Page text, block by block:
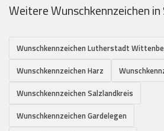
Weitere Wunschkennzeichen
Wunschkennzeichen Lutherstadt
Wunschkennzeichen Harz
Wunschkennzeichen Salzlandkreis
Wunschkennzeichen Gardelegen